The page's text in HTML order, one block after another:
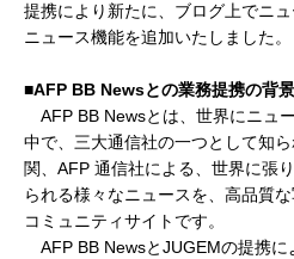
提携により新たに、ブログ上でニ
ニュース機能を追加いたしました。
■AFP BB Newsとの業務提携の背景
AFP BB Newsとは、世界にニュ
中で、三大通信社の一つとして知
関、AFP 通信社による、世界に張
られる様々なニュースを、高品質
コミュニティサイトです。
AFP BB NewsとJUGEMの提携に